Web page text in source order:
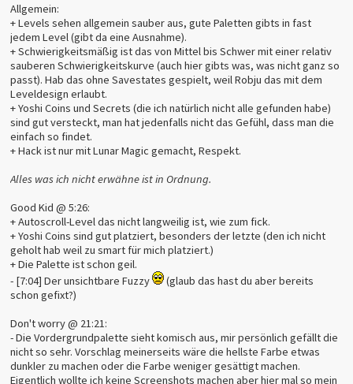
Allgemein:
+ Levels sehen allgemein sauber aus, gute Paletten gibts in fast
jedem Level (gibt da eine Ausnahme).
+ Schwierigkeitsmäßig ist das von Mittel bis Schwer mit einer relativ
sauberen Schwierigkeitskurve (auch hier gibts was, was nicht ganz so
passt). Hab das ohne Savestates gespielt, weil Robju das mit dem
Leveldesign erlaubt.
+ Yoshi Coins und Secrets (die ich natürlich nicht alle gefunden habe)
sind gut versteckt, man hat jedenfalls nicht das Gefühl, dass man die
einfach so findet.
+ Hack ist nur mit Lunar Magic gemacht, Respekt.
Alles was ich nicht erwähne ist in Ordnung.
Good Kid @ 5:26:
+ Autoscroll-Level das nicht langweilig ist, wie zum fick.
+ Yoshi Coins sind gut platziert, besonders der letzte (den ich nicht
geholt hab weil zu smart für mich platziert.)
+ Die Palette ist schon geil.
- [7:04] Der unsichtbare Fuzzy
(glaub das hast du aber bereits
schon gefixt?)
Don't worry @ 21:21:
- Die Vordergrundpalette sieht komisch aus, mir persönlich gefällt die
nicht so sehr. Vorschlag meinerseits wäre die hellste Farbe etwas
dunkler zu machen oder die Farbe weniger gesättigt machen.
Eigentlich wollte ich keine Screenshots machen aber hier mal so mein